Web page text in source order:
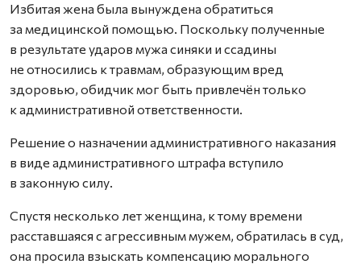
Избитая жена была вынуждена обратиться
за медицинской помощью. Поскольку полученные
в результате ударов мужа синяки и ссадины
не относились к травмам, образующим вред
здоровью, обидчик мог быть привлечён только
к административной ответственности.
Решение о назначении административного наказания
в виде административного штрафа вступило
в законную силу.
Спустя несколько лет женщина, к тому времени
расставшаяся с агрессивным мужем, обратилась в суд,
она просила взыскать компенсацию морального